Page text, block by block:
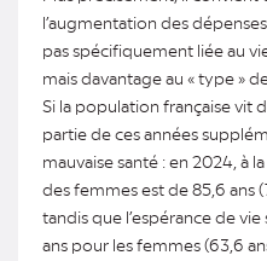
l’augmentation des
pas spécifiquement liée au
mais davantage au « type »
Si la population française vit
partie de ces années
mauvaise santé : en 2024, à
des femmes est de 85,6 ans
tandis que l’espérance de vie
ans pour les femmes (63,6